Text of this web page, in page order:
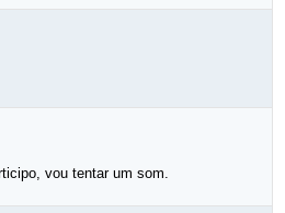
vou tentar um som.